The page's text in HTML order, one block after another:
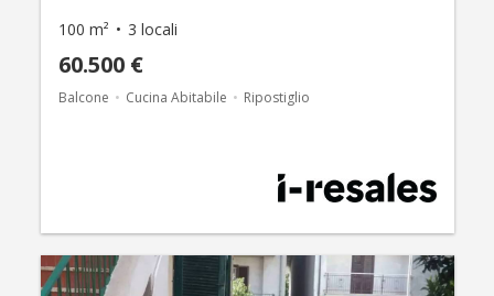
100 m² 3 locali
60.500 €
Balcone Cucina Abitabile Ripostiglio